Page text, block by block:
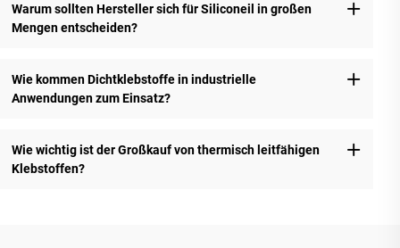
Warum sollten Hersteller sich für Siliconeil in großen
Mengen entscheiden?
Wie kommen Dichtklebstoffe in industrielle
Anwendungen zum Einsatz?
Wie wichtig ist der Großkauf von thermisch leitfähigen
Klebstoffen?